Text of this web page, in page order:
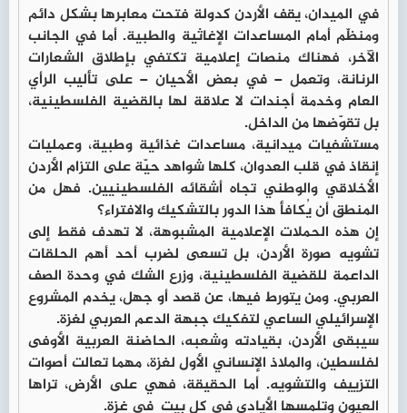
في الميدان، يقف الأردن كدولة فتحت معابرها بشكل دائم
ومنظّم أمام المساعدات الإغاثية والطبية. أما في الجانب
الآخر، فهناك منصات إعلامية تكتفي بإطلاق الشعارات
الرنانة، وتعمل – في بعض الأحيان – على تأليب الرأي
العام وخدمة أجندات لا علاقة لها بالقضية الفلسطينية،
بل تقوّضها من الداخل.
مستشفيات ميدانية، مساعدات غذائية وطبية، وعمليات
إنقاذ في قلب العدوان، كلها شواهد حيّة على التزام الأردن
الأخلاقي والوطني تجاه أشقائه الفلسطينيين. فهل من
المنطق أن يُكافأ هذا الدور بالتشكيك والافتراء؟
إن هذه الحملات الإعلامية المشبوهة، لا تهدف فقط إلى
تشويه صورة الأردن، بل تسعى لضرب أحد أهم الحلقات
الداعمة للقضية الفلسطينية، وزرع الشك في وحدة الصف
العربي. ومن يتورط فيها، عن قصد أو جهل، يخدم المشروع
الإسرائيلي الساعي لتفكيك جبهة الدعم العربي لغزة.
سيبقى الأردن، بقيادته وشعبه، الحاضنة العربية الأوفى
لفلسطين، والملاذ الإنساني الأول لغزة، مهما تعالت أصوات
التزييف والتشويه. أما الحقيقة، فهي على الأرض، تراها
العيون وتلمسها الأيادي في كل بيت في غزة.